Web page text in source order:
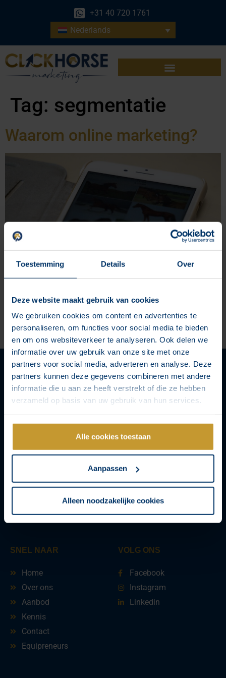
Toestemming Details Over
Deze website maakt gebruik van cookies
We gebruiken cookies om content en advertenties te
personaliseren, om functies voor social media te bieden
en om ons websiteverkeer te analyseren. Ook delen we
informatie over uw gebruik van onze site met onze
partners voor social media, adverteren en analyse. Deze
partners kunnen deze gegevens combineren met andere
informatie die u aan ze heeft verstrekt of die ze hebben
verzameld op basis van uw gebruik van hun services.
Alle cookies toestaan
Aanpassen
Alleen noodzakelijke cookies
+31 40 720 1761
Nederlands
Tag: segmentatie
Waarom online marketing?
Waarom zou je als bedrijf eigenlijk moeten investeren in
online marketing? De antwoord ligt in hoe ons leven in de
laatste jaren is verandert en wat dit met zowel de klanten
doet als ook de mogelijkheden van marketing.
NEEM CONTACT OP
Clickhorse Marketing
info@clickhorse-marketing.com
SNEL NAAR
Home
Over ons
Aanbod
Kennis
Contact
Equipreneurs
VOLG ONS
Facebook
Instagram
Linkedin